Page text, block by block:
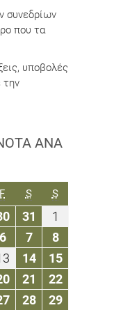
συνεδρίων
που τα
υποβολές
την
ΑΝΆ
FΠΑΡΑΣΚΕΥΉ
SΣΆΒΒΑΤΟ
SΚΥΡΙΑΚΉ
30
Αυγούστου
2019
31
Αυγούστου
2019
1
2019
66
Σεπτεμβρίου
2019
77
Σεπτεμβρίου
2019
88
2019
13
Σεπτεμβρίου
2019
1414
Σεπτεμβρίου
2019
1515
2019
20
Σεπτεμβρίου
21 21
Σεπτεμβρίου
2222
2728282929